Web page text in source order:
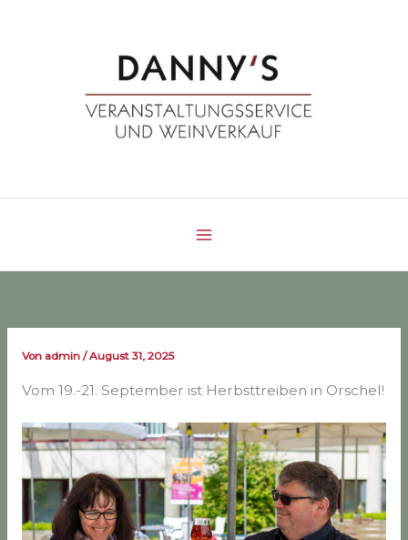
Von admin /August 31, 2025
Vom 19.-21. September ist Herbsttreiben in Orschel!